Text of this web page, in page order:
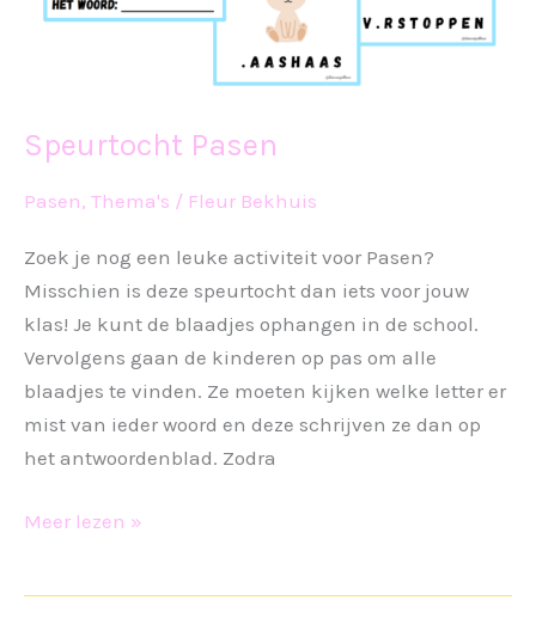
Speurtocht Pasen
Pasen, Thema's / Fleur Bekhuis
Zoek je nog een leuke activiteit voor Pasen?
Misschien is deze speurtocht dan iets voor jouw
klas! Je kunt de blaadjes ophangen in de school.
Vervolgens gaan de kinderen op pas om alle
blaadjes te vinden. Ze moeten kijken welke letter er
mist van ieder woord en deze schrijven ze dan op
het antwoordenblad. Zodra
Speurtocht
Meer lezen »